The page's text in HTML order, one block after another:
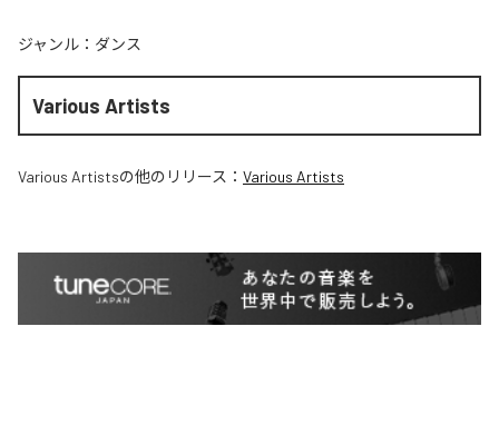
ジャンル： ダンス
Various Artists
Various Artistsの他のリリース： Various Artists